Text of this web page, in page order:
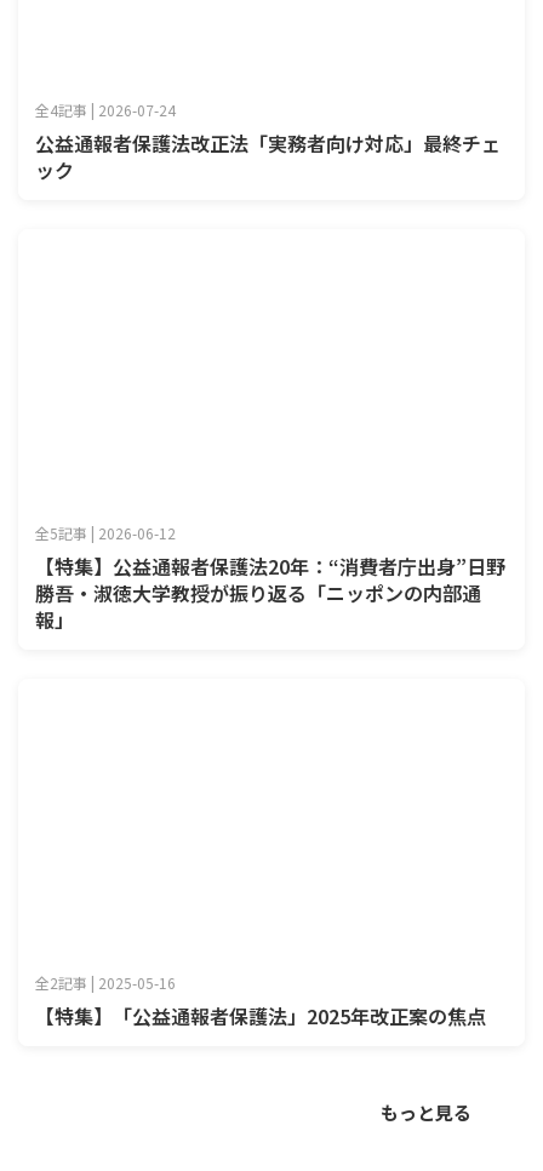
全4記事 | 2026-07-24
公益通報者保護法改正法「実務者向け対応」最終チェ
ック
全5記事 | 2026-06-12
【特集】公益通報者保護法20年：“消費者庁出身”日野
勝吾・淑徳大学教授が振り返る「ニッポンの内部通
報」
全2記事 | 2025-05-16
【特集】「公益通報者保護法」2025年改正案の焦点
もっと見る